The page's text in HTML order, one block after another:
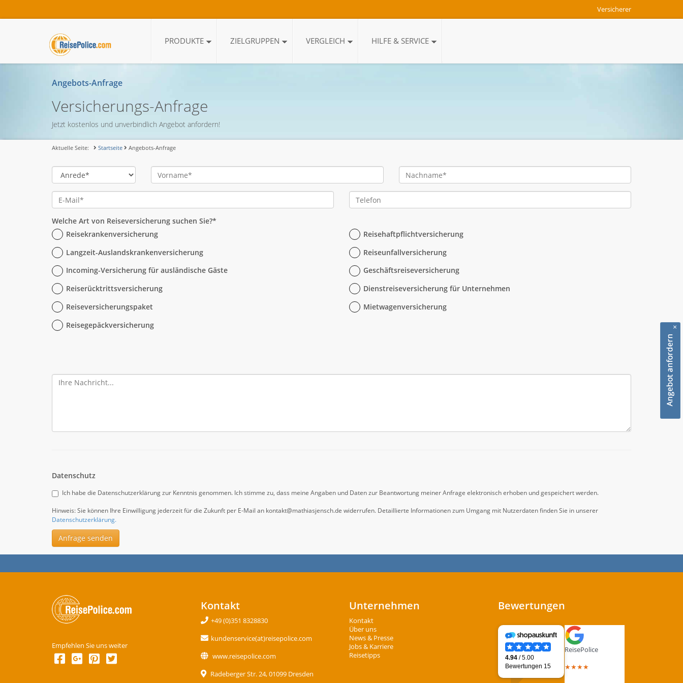
Versicherer
PRODUKTE ZIELGRUPPEN VERGLEICH HILFE & SERVICE
Angebots-Anfrage
Versicherungs-Anfrage
Jetzt kostenlos und unverbindlich Angebot anfordern!
Aktuelle Seite: Startseite Angebots-Anfrage
Welche Art von Reiseversicherung suchen Sie?*
Reisekrankenversicherung
Langzeit-Auslandskrankenversicherung
Incoming-Versicherung für ausländische Gäste
Reiserücktrittsversicherung
Reiseversicherungspaket
Reisegepäckversicherung
Reisehaftpflichtversicherung
Reiseunfallversicherung
Geschäftsreiseversicherung
Dienstreiseversicherung für Unternehmen
Mietwagenversicherung
Datenschutz
Ich habe die Datenschutzerklärung zur Kenntnis genommen. Ich stimme zu, dass meine Angaben und Daten zur Beantwortung meiner Anfrage elektronisch erhoben und gespeichert werden.
Hinweis: Sie können Ihre Einwilligung jederzeit für die Zukunft per E-Mail an kontakt@mathiasjensch.de widerrufen. Detaillierte Informationen zum Umgang mit Nutzerdaten finden Sie in unserer
Datenschutzerklärung.
Anfrage senden
Empfehlen Sie uns weiter
Kontakt
+49 (0)351 8328830
kundenservice(at)reisepolice.com
www.reisepolice.com
Radeberger Str. 24, 01099 Dresden
Unternehmen
Kontakt
Über uns
News & Presse
Jobs & Karriere
Reisetipps
Bewertungen
ReisePolice
★★★★
×